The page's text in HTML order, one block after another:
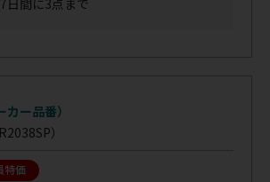
ー品番）
）
特価